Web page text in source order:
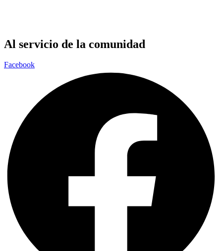
Al servicio de la comunidad
Facebook